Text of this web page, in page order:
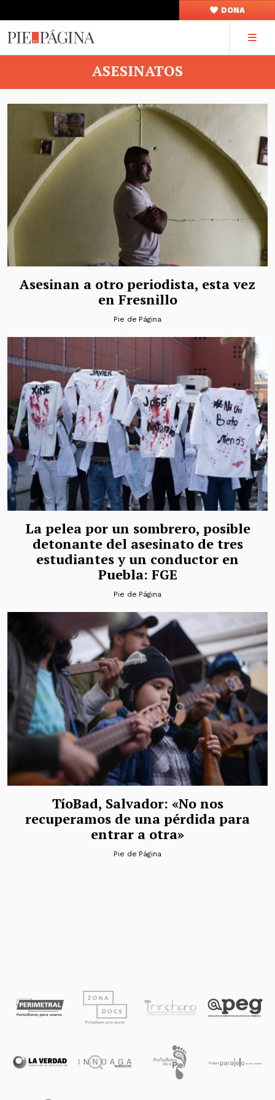
DONA
ASESINATOS
Asesinan a otro periodista, esta vez
en Fresnillo
Pie de Página
La pelea por un sombrero, posible
detonante del asesinato de tres
estudiantes y un conductor en
Puebla: FGE
Pie de Página
TíoBad, Salvador: «No nos
recuperamos de una pérdida para
entrar a otra»
Pie de Página